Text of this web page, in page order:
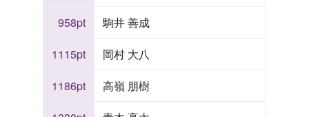
958pt
駒井 善成
1115pt
岡村 大八
1186pt
高嶺 朋樹